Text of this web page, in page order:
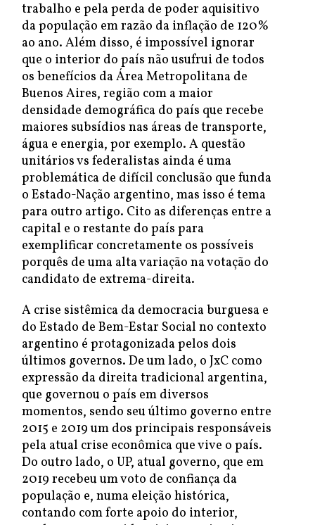
trabalho e pela perda de poder aquisitivo
da população em razão da inflação de 120%
ao ano. Além disso, é impossível ignorar
que o interior do país não usufrui de todos
os benefícios da Área Metropolitana de
Buenos Aires, região com a maior
densidade demográfica do país que recebe
maiores subsídios nas áreas de transporte,
água e energia, por exemplo. A questão
unitários vs federalistas ainda é uma
problemática de difícil conclusão que funda
o Estado-Nação argentino, mas isso é tema
para outro artigo. Cito as diferenças entre a
capital e o restante do país para
exemplificar concretamente os possíveis
porquês de uma alta variação na votação do
candidato de extrema-direita.
A crise sistêmica da democracia burguesa e
do Estado de Bem-Estar Social no contexto
argentino é protagonizada pelos dois
últimos governos. De um lado, o JxC como
expressão da direita tradicional argentina,
que governou o país em diversos
momentos, sendo seu último governo entre
2015 e 2019 um dos principais responsáveis
pela atual crise econômica que vive o país.
Do outro lado, o UP, atual governo, que em
2019 recebeu um voto de confiança da
população e, numa eleição histórica,
contando com forte apoio do interior,